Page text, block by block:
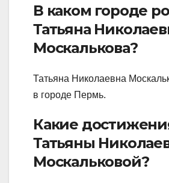
В каком городе
Татьяна
Москалькова?
Татьяна Николаевна
в городе Пермь.
Какие
Татьяны
Москальковой?